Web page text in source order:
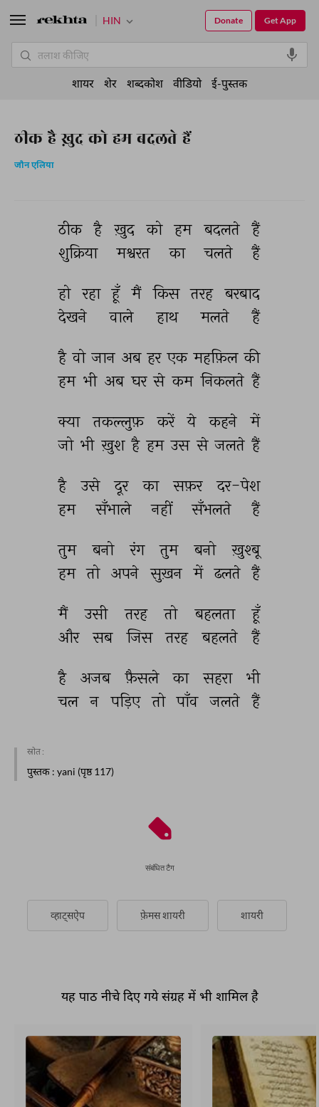
ठीक है ख़ुद को हम बदलते हैं
जौन एलिया
ठीक है ख़ुद को हम बदलते
हैं
शुक्रिया
मश्वरत का चलते हैं
हो रहा हूँ मैं किस तरह बरबाद
देखने
वाले हाथ मलते हैं
है वो जान अब हर एक महफ़िल की
हम भी अब घर से कम निकलते हैं
क्या तकल्लुफ़ करें ये कहने
में
जो भी ख़ुश है हम उस से जलते हैं
है उसे दूर का सफ़र
दर-पेश
हम
सँभाले नहीं सँभलते हैं
तुम बनो रंग तुम बनो
ख़ुश्बू
हम तो अपने सुख़न में ढलते हैं
मैं उसी तरह तो बहलता
हूँ
और
सब जिस तरह बहलते हैं
है अजब फ़ैसले का सहरा
भी
चल न पड़िए तो पाँव जलते हैं
स्रोत :
पुस्तक : yani (पृष्ठ 117)
संबंधित टैग
व्हाट्सऐप फ़ेमस शायरी शायरी
यह पाठ नीचे दिए गये संग्रह में भी शामिल है
HIN Get App
Donate
शायर शेर शब्दकोश वीडियो ई-पुस्तक